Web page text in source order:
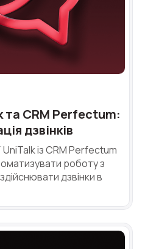
та CRM Perfectum:
дзвінків
UniTalk із CRM Perfectum
роботу з
дзвінки в